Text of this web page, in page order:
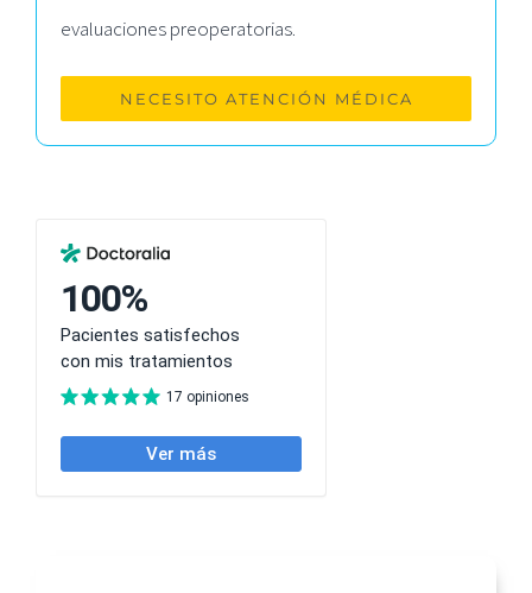
evaluaciones preoperatorias.
NECESITO ATENCIÓN MÉDICA